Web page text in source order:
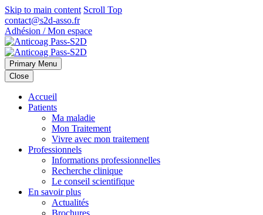
Skip to main content Scroll Top
contact@s2d-asso.fr
Adhésion / Mon espace
Primary Menu
Close
Accueil
Patients
Ma maladie
Mon Traitement
Vivre avec mon traitement
Professionnels
Informations professionnelles
Recherche clinique
Le conseil scientifique
En savoir plus
Actualités
Brochures